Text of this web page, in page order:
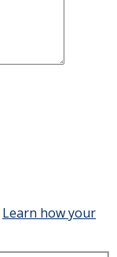
Learn how your